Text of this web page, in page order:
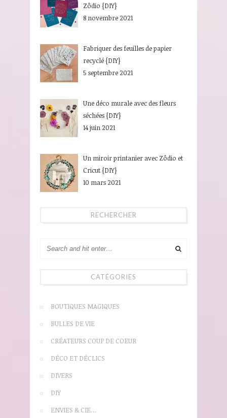
Zôdio {DIY}
8 novembre 2021
Fabriquer des feuilles de papier
recyclé {DIY}
5 septembre 2021
Une déco murale avec des fleurs
séchées {DIY}
14 juin 2021
Un miroir printanier avec Zôdio et
Cricut {DIY}
10 mars 2021
RECHERCHER
CATÉGORIES
BOUTIQUES MAGIQUES
BULLES DE VIE
CRÉATEURS COUP DE COEUR
DÉCO ET DÉCLICS
DIVERS
DIY
ENVIES & CIE…